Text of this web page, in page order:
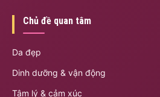
Chủ đề quan tâm
Da đẹp
Dinh dưỡng & vận động
Tâm lý & cảm xúc